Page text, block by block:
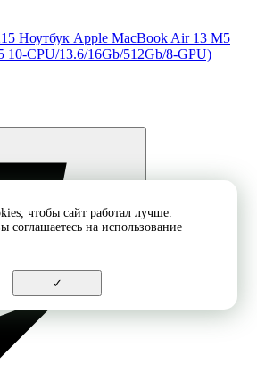
Ноутбук Apple MacBook Air 13 M5
10-CPU/13.6/16Gb/512Gb/8-GPU)
чтобы сайт работал лучше.
соглашаетесь на использование
✓